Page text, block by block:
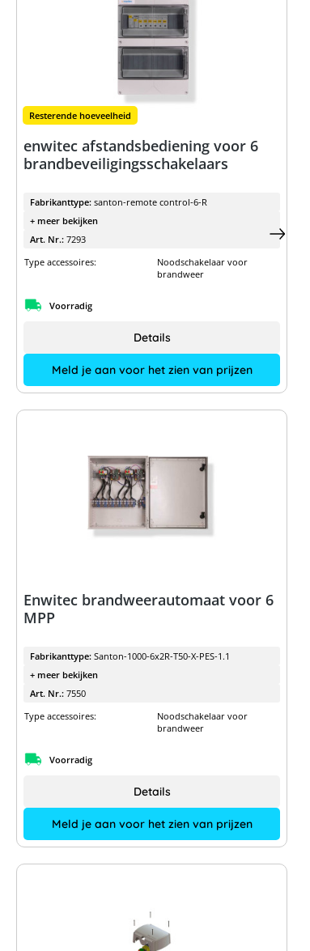
Resterende hoeveelheid
enwitec afstandsbediening voor 6
brandbeveiligingsschakelaars
Fabrikanttype: santon-remote control-6-R
+ meer bekijken
Art. Nr.: 7293
Type accessoires:
Noodschakelaar voor
brandweer
Voorradig
Meld je aan voor het zien van prijzen
Details
Enwitec brandweerautomaat voor 6
MPP
Fabrikanttype: Santon-1000-6x2R-T50-X-PES-1.1
+ meer bekijken
Art. Nr.: 7550
Type accessoires:
Noodschakelaar voor
brandweer
Voorradig
Meld je aan voor het zien van prijzen
Details